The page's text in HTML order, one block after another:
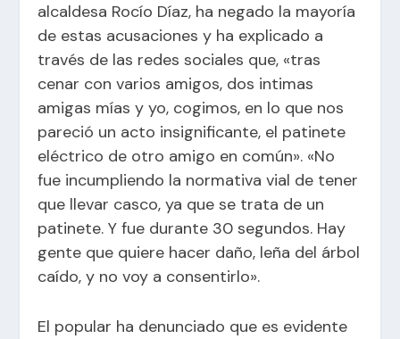
alcaldesa Rocío Díaz, ha negado la mayoría
de estas acusaciones y ha explicado a
través de las redes sociales que, «tras
cenar con varios amigos, dos intimas
amigas mías y yo, cogimos, en lo que nos
pareció un acto insignificante, el patinete
eléctrico de otro amigo en común». «No
fue incumpliendo la normativa vial de tener
que llevar casco, ya que se trata de un
patinete. Y fue durante 30 segundos. Hay
gente que quiere hacer daño, leña del árbol
caído, y no voy a consentirlo».
El popular ha denunciado que es evidente